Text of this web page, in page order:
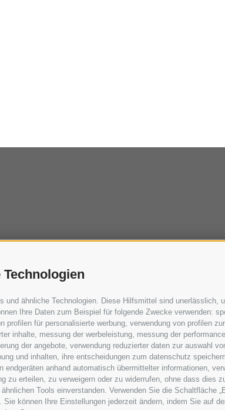
und ähnliche Technologien. Diese Hilfsmittel sind
Ihre Daten zum Beispiel für folgende Zwecke verwenden:
profilen für personalisierte werbung, verwendung von profilen
inhalte, messung der werbeleistung, messung der
der angebote, verwendung reduzierter daten zur auswahl
und inhalten, ihre entscheidungen zum datenschutz
anhand automatisch übermittelter informationen,
erteilen, zu verweigern oder zu widerrufen, ohne dass dies
Tools einverstanden. Verwenden Sie die Schaltfläche
können Ihre Einstellungen jederzeit ändern, indem Sie auf